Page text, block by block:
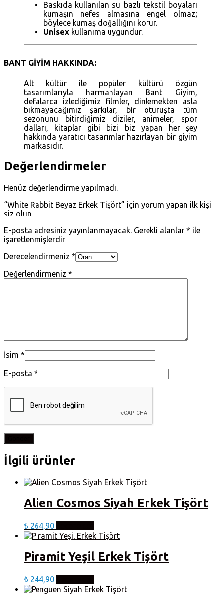
Baskıda kullanılan su bazlı tekstil boyaları
kumaşın nefes almasına engel olmaz;
böylece kumaş doğallığını korur.
Unisex kullanıma uygundur.
BANT GİYİM HAKKINDA:
Alt kültür ile popüler kültürü özgün
tasarımlarıyla harmanlayan Bant Giyim,
defalarca izlediğimiz filmler, dinlemekten asla
bıkmayacağımız şarkılar, bir oturuşta tüm
sezonunu bitirdiğimiz diziler, animeler, spor
dalları, kitaplar gibi bizi biz yapan her şey
hakkında yaratıcı tasarımlar hazırlayan bir giyim
markasıdır.
Değerlendirmeler
Henüz değerlendirme yapılmadı.
“White Rabbit Beyaz Erkek Tişört” için yorum yapan ilk kişi
siz olun
E-posta adresiniz yayınlanmayacak. Gerekli alanlar * ile
işaretlenmişlerdir
Derecelendirmeniz *
Değerlendirmeniz *
İsim *
E-posta *
İlgili ürünler
Alien Cosmos Siyah Erkek Tişört
₺ 264,90
Bu
ürünün
birden
fazla
varyasyonu
Seçenekler
ürün
Piramit Yeşil Erkek Tişört
₺ 244,90
Bu
ürünün